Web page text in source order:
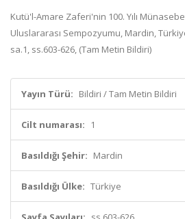
Kutü'l-Amare Zaferi'nin 100. Yılı
Uluslararası Sempozyumu, Mardin,
sa.1, ss.603-626, (Tam Metin Bildiri)
Yayın Türü: Bildiri / Tam Metin Bildiri
Cilt numarası: 1
Basıldığı Şehir: Mardin
Basıldığı Ülke: Türkiye